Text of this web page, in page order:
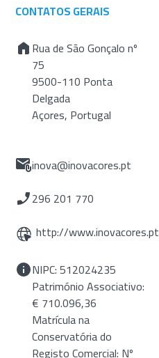
CONTATOS GERAIS
Rua de São Gonçalo nº
75
9500-110 Ponta
Delgada
Açores, Portugal
inova@inovacores.pt
296 201 770
http://www.inovacores.pt
NIPC: 512024235
Património Associativo:
€ 710.096,36
Matrícula na
Conservatória do
Registo Comercial: Nº